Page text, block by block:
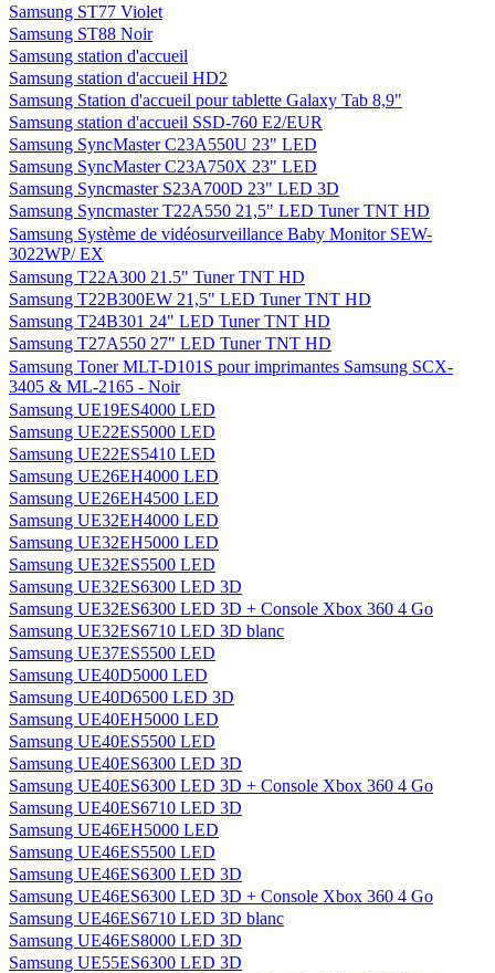
Samsung ST77 Violet
Samsung ST88 Noir
Samsung station d'accueil
Samsung station d'accueil HD2
Samsung Station d'accueil pour tablette Galaxy Tab 8,9"
Samsung station d'accueil SSD-760 E2/EUR
Samsung SyncMaster C23A550U 23" LED
Samsung SyncMaster C23A750X 23" LED
Samsung Syncmaster S23A700D 23" LED 3D
Samsung Syncmaster T22A550 21,5" LED Tuner TNT HD
Samsung Système de vidéosurveillance Baby Monitor SEW-
3022WP/ EX
Samsung T22A300 21.5" Tuner TNT HD
Samsung T22B300EW 21,5" LED Tuner TNT HD
Samsung T24B301 24" LED Tuner TNT HD
Samsung T27A550 27" LED Tuner TNT HD
Samsung Toner MLT-D101S pour imprimantes Samsung SCX-
3405 & ML-2165 - Noir
Samsung UE19ES4000 LED
Samsung UE22ES5000 LED
Samsung UE22ES5410 LED
Samsung UE26EH4000 LED
Samsung UE26EH4500 LED
Samsung UE32EH4000 LED
Samsung UE32EH5000 LED
Samsung UE32ES5500 LED
Samsung UE32ES6300 LED 3D
Samsung UE32ES6300 LED 3D + Console Xbox 360 4 Go
Samsung UE32ES6710 LED 3D blanc
Samsung UE37ES5500 LED
Samsung UE40D5000 LED
Samsung UE40D6500 LED 3D
Samsung UE40EH5000 LED
Samsung UE40ES5500 LED
Samsung UE40ES6300 LED 3D
Samsung UE40ES6300 LED 3D + Console Xbox 360 4 Go
Samsung UE40ES6710 LED 3D
Samsung UE46EH5000 LED
Samsung UE46ES5500 LED
Samsung UE46ES6300 LED 3D
Samsung UE46ES6300 LED 3D + Console Xbox 360 4 Go
Samsung UE46ES6710 LED 3D blanc
Samsung UE46ES8000 LED 3D
Samsung UE55ES6300 LED 3D